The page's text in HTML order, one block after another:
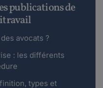
publications de
avocats ?
: les différents
types et